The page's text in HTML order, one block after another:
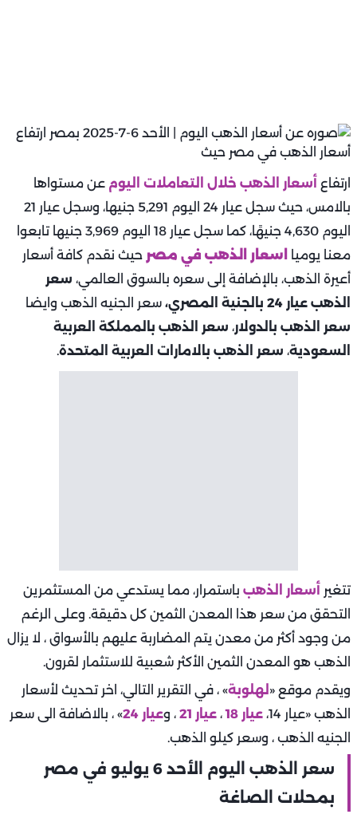
ارتفاع أسعار الذهب خلال التعاملات اليوم عن مستواها
بالامس، حيث سجل عيار 24 اليوم 5,291 جنيها، وسجل عيار 21
اليوم 4,630 جنيهًا، كما سجل عيار 18 اليوم 3,969 جنيها تابعوا
معنا يوميا
اسعار الذهب في مصر حيث نقدم كافة أسعار
أعيرة الذهب، بالإضافة إلى سعره بالسوق العالمي، سعر
الذهب عيار 24 بالجنية المصري،
سعر الجنيه الذهب وايضا
سعر الذهب بالدولار، سعر الذهب بالمملكة العربية
السعودية، سعر الذهب بالامارات العربية المتحدة.
تتغير أسعار الذهب باستمرار، مما يستدعي من المستثمرين
التحقق من سعر هذا المعدن الثمين كل دقيقة. وعلى الرغم
من وجود أكثر من معدن يتم المضاربة عليهم بالأسواق ، لا يزال
الذهب هو المعدن الثمين الأكثر شعبية للاستثمار لقرون.
ويقدم موقع « لهلوبة» ، في التقرير التالي، اخر تحديث لأسعار
الذهب «عيار 14،
عيار 18 ، عيار 21 ، وعيار 24
» ، بالاضافة الى سعر
الجنيه الذهب ، وسعر كيلو الذهب.
سعر الذهب اليوم الأحد 6 يوليو في مصر
بمحلات الصاغة